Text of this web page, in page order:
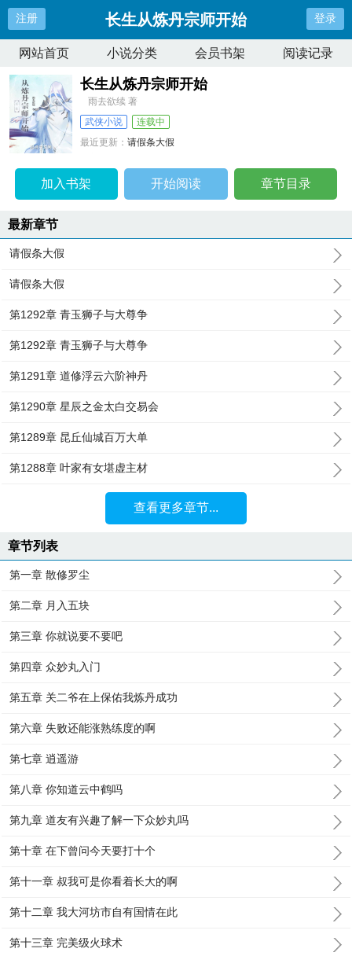
注册 长生从炼丹宗师开始 登录
网站首页 小说分类 会员书架 阅读记录
长生从炼丹宗师开始
雨去欲续 著
武侠小说
连载中
最近更新：请假条大假
加入书架 开始阅读 章节目录
最新章节
请假条大假
请假条大假
第1292章 青玉狮子与大尊争
第1292章 青玉狮子与大尊争
第1291章 道修浮云六阶神丹
第1290章 星辰之金太白交易会
第1289章 昆丘仙城百万大单
第1288章 叶家有女堪虚主材
查看更多章节...
章节列表
第一章 散修罗尘
第二章 月入五块
第三章 你就说要不要吧
第四章 众妙丸入门
第五章 关二爷在上保佑我炼丹成功
第六章 失败还能涨熟练度的啊
第七章 逍遥游
第八章 你知道云中鹤吗
第九章 道友有兴趣了解一下众妙丸吗
第十章 在下曾问今天要打十个
第十一章 叔我可是你看着长大的啊
第十二章 我大河坊市自有国情在此
第十三章 完美级火球术